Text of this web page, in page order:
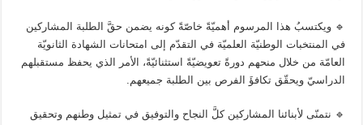
🔹️ ويكتسبُ هذا المرسوم أهميّةً خاصّةً كونه يضمن حقَّ الطلبة المشاركين
في المنتخبات الوطنيّة العلميّة في التقدّم إلى امتحانات الشهادة الثانويّة
العامّة من خلال منحهم دورةً تعويضيّةً استثنائيّةً، الأمر الذي يحفظ مستقبلهم
الدراسيّ ويحقّق تكافؤَ الفرص بين الطلبة جميعهم.
🔹️ نتمنّى لأبنائنا المشاركين كلَّ النجاح والتوفيق في تمثيل وطنهم وتحقيق